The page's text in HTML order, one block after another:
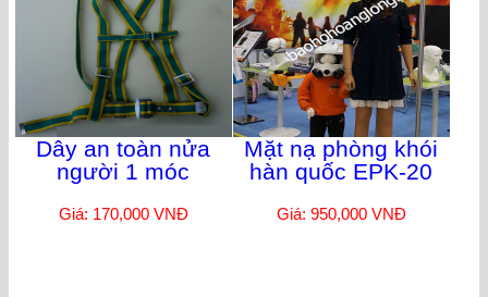
Dây an toàn nửa
người 1 móc
Giá: 170,000 VNĐ
Mặt nạ phòng khói
hàn quốc EPK-20
Giá: 950,000 VNĐ